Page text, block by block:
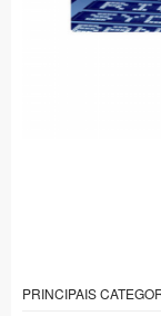
PRINCIPAIS